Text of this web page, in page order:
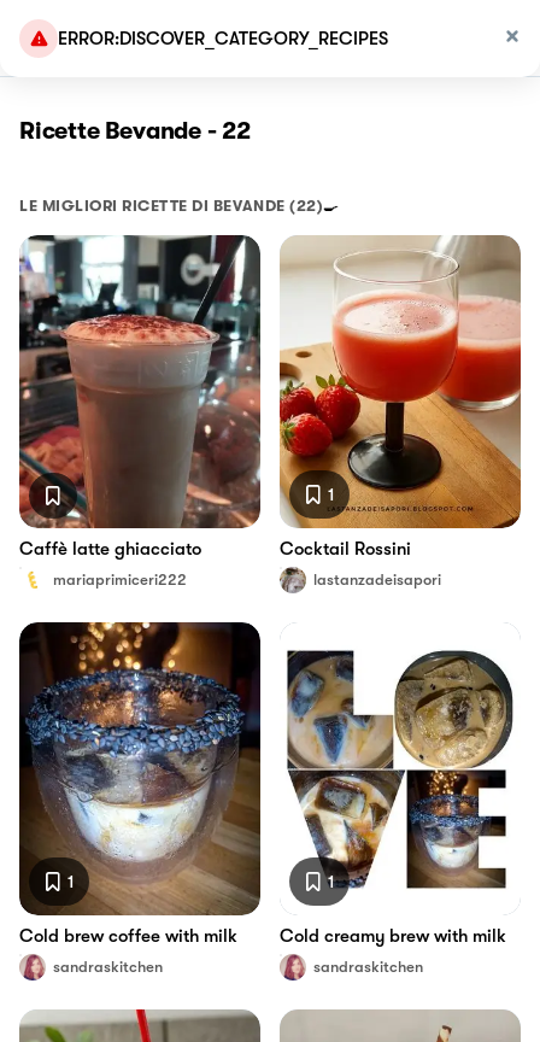
ERROR:DISCOVER_CATEGORY_RECIPES
Ricette Bevande - 22
LE MIGLIORI RICETTE DI BEVANDE (22)🍳
Caffè latte ghiacciato
mariaprimiceri222
1
Cocktail Rossini
lastanzadeisapori
1
Cold brew coffee with milk
sandraskitchen
1
Cold creamy brew with milk
sandraskitchen